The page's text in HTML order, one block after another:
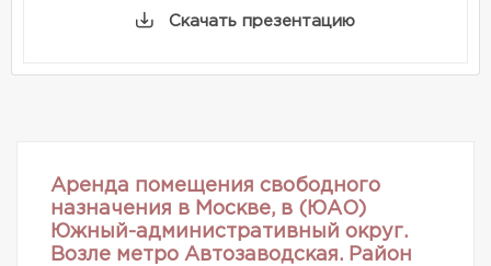
Скачать презентацию
Аренда помещения свободного
назначения в Москве, в (ЮАО)
Южный-административный округ.
Возле метро Автозаводская. Район